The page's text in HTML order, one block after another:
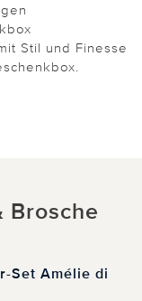
Stil und Finesse
Brosche
Set Amélie di